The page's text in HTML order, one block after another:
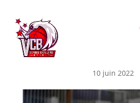
OFFICIEL (NM1) : SIGNATURE
DE PATRICK
10 juin 2022